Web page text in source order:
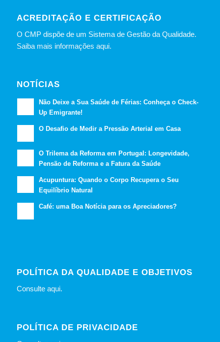
ACREDITAÇÃO E CERTIFICAÇÃO
O CMP dispõe de um Sistema de Gestão da Qualidade.
Saiba mais informações aqui.
NOTÍCIAS
Não Deixe a Sua Saúde de Férias: Conheça o Check-
Up Emigrante!
O Desafio de Medir a Pressão Arterial em Casa
O Trilema da Reforma em Portugal: Longevidade,
Pensão de Reforma e a Fatura da Saúde
Acupuntura: Quando o Corpo Recupera o Seu
Equilíbrio Natural
Café: uma Boa Notícia para os Apreciadores?
POLÍTICA DA QUALIDADE E OBJETIVOS
Consulte aqui.
POLÍTICA DE PRIVACIDADE